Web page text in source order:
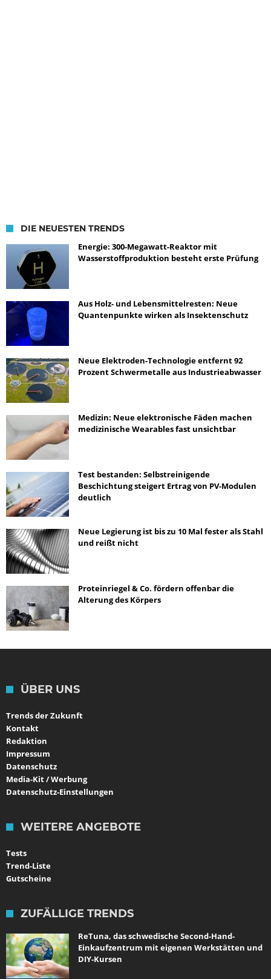
DIE NEUESTEN TRENDS
Energie: 300-Megawatt-Reaktor mit
Wasserstoffproduktion besteht erste Prüfung
Aus Holz- und Lebensmittelresten: Neue
Quantenpunkte wirken als Insektenschutz
Neue Elektroden-Technologie entfernt 92
Prozent Schwermetalle aus Industrieabwasser
Medizin: Neue elektronische Fäden machen
medizinische Wearables fast unsichtbar
Test bestanden: Selbstreinigende
Beschichtung steigert Ertrag von PV-Modulen
deutlich
Neue Legierung ist bis zu 10 Mal fester als Stahl
und reißt nicht
Proteinriegel & Co. fördern offenbar die
Alterung des Körpers
ÜBER UNS
Trends der Zukunft
Kontakt
Redaktion
Impressum
Datenschutz
Media-Kit / Werbung
Datenschutz-Einstellungen
WEITERE ANGEBOTE
Tests
Trend-Liste
Gutscheine
ZUFÄLLIGE TRENDS
ReTuna, das schwedische Second-Hand-
Einkaufzentrum mit eigenen Werkstätten und
DIY-Kursen